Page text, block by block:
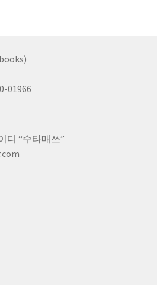
01966
디 “수타매쓰”